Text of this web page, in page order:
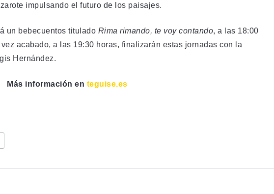
impulsando el futuro de los paisajes.
un bebecuentos titulado Rima rimando, te voy contando, a las 18:00
acabado, a las 19:30 horas, finalizarán estas jornadas con la
Hernández.
Más información en teguise.es